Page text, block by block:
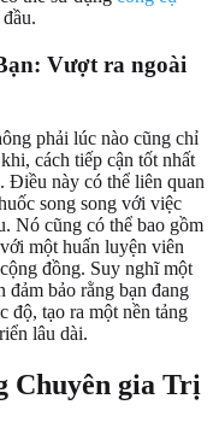
Vượt ra ngoài
phải lúc nào cũng chỉ
cách tiếp cận tốt nhất
Điều này có thể liên quan
song song với việc
Nó cũng có thể bao gồm
một huấn luyện viên
đồng. Suy nghĩ một
đảm bảo rằng bạn đang
độ, tạo ra một nền tảng
lâu dài.
Chuyên gia Trị